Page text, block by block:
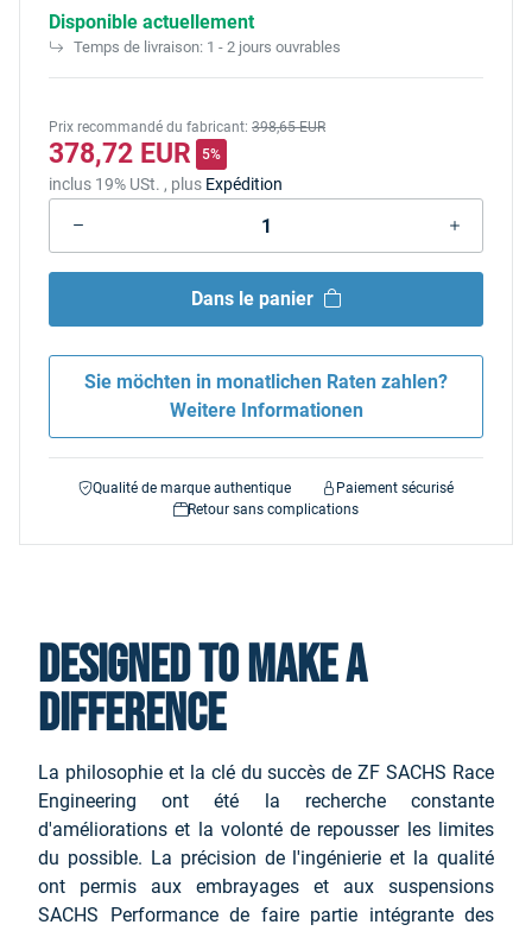
Disponible actuellement
Temps de livraison: 1 - 2 jours ouvrables
Prix recommandé du fabricant: 398,65 EUR
378,72 EUR 5%
inclus 19% USt. , plus Expédition
Dans le panier
Sie möchten in monatlichen Raten zahlen?
Weitere Informationen
Qualité de marque authentique
Paiement sécurisé
Retour sans complications
Designed to make a
difference
La philosophie et la clé du succès de ZF SACHS Race
Engineering ont été la recherche constante
d'améliorations et la volonté de repousser les limites
du possible. La précision de l'ingénierie et la qualité
ont permis aux embrayages et aux suspensions
SACHS Performance de faire partie intégrante des